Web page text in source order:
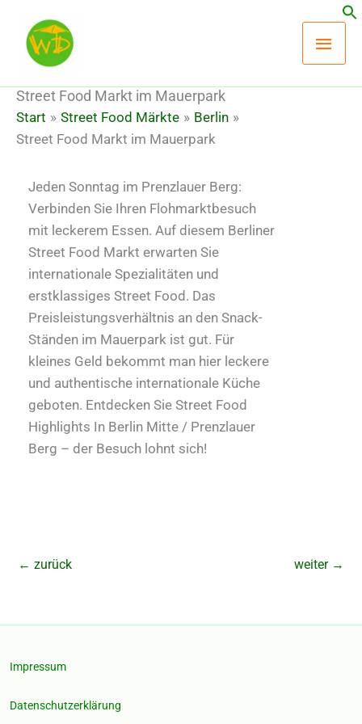
Inhalt
springen
Street Food Markt im Mauerpark
Start Street Food Märkte
Berlin
Street Food Markt im Mauerpark
Jeden Sonntag im Prenzlauer Berg:
Verbinden Sie Ihren Flohmarktbesuch
mit leckerem Essen. Auf diesem Berliner
Street Food Markt erwarten Sie
internationale Spezialitäten und
erstklassiges Street Food. Das
Preisleistungsverhältnis an den Snack-
Ständen im Mauerpark ist gut. Für
kleines Geld bekommt man hier leckere
und authentische internationale Küche
geboten. Entdecken Sie Street Food
Highlights In Berlin Mitte / Prenzlauer
Berg – der Besuch lohnt sich!
← zurück weiter →
Impressum
Datenschutzerklärung